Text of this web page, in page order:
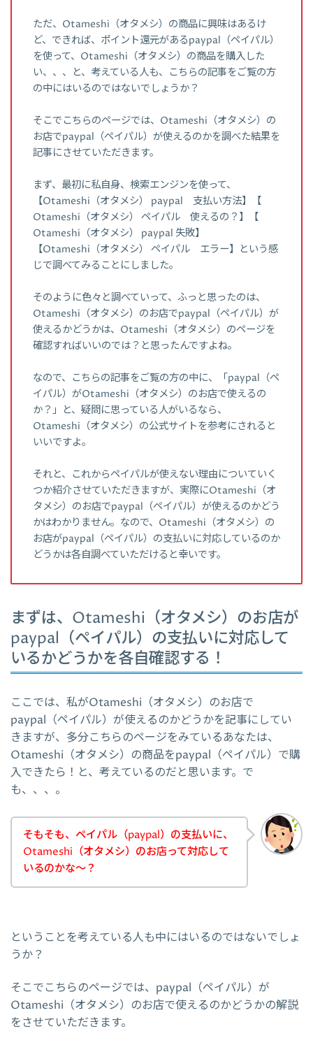
ただ、Otameshi（オタメシ）の商品に興味はあるけ
ど、できれば、ポイント還元があるpaypal（ペイパル）
を使って、Otameshi（オタメシ）の商品を購入した
い、、、と、考えている人も、こちらの記事をご覧の方
の中にはいるのではないでしょうか？
そこでこちらのページでは、Otameshi（オタメシ）の
お店でpaypal（ペイパル）が使えるのかを調べた結果を
記事にさせていただきます。
まず、最初に私自身、検索エンジンを使って、
【Otameshi（オタメシ） paypal 支払い方法】【
Otameshi（オタメシ） ペイパル 使えるの？】【
Otameshi（オタメシ） paypal 失敗】
【Otameshi（オタメシ） ペイパル エラー】という感
じで調べてみることにしました。
そのように色々と調べていって、ふっと思ったのは、
Otameshi（オタメシ）のお店でpaypal（ペイパル）が
使えるかどうかは、Otameshi（オタメシ）のページを
確認すればいいのでは？と思ったんですよね。
なので、こちらの記事をご覧の方の中に、「paypal（ペ
イパル）がOtameshi（オタメシ）のお店で使えるの
か？」と、疑問に思っている人がいるなら、
Otameshi（オタメシ）の公式サイトを参考にされると
いいですよ。
それと、これからペイパルが使えない理由についていく
つか紹介させていただきますが、実際にOtameshi（オ
タメシ）のお店でpaypal（ペイパル）が使えるのかどう
かはわかりません。なので、Otameshi（オタメシ）の
お店がpaypal（ペイパル）の支払いに対応しているのか
どうかは各自調べていただけると幸いです。
まずは、Otameshi（オタメシ）のお店が
paypal（ペイパル）の支払いに対応して
いるかどうかを各自確認する！
ここでは、私がOtameshi（オタメシ）のお店で
paypal（ペイパル）が使えるのかどうかを記事にしてい
きますが、多分こちらのページをみているあなたは、
Otameshi（オタメシ）の商品をpaypal（ペイパル）で購
入できたら！と、考えているのだと思います。で
も、、、。
そもそも、ペイパル（paypal）の支払いに、
Otameshi（オタメシ）のお店って対応して
いるのかな～？
ということを考えている人も中にはいるのではないでしょ
うか？
そこでこちらのページでは、paypal（ペイパル）が
Otameshi（オタメシ）のお店で使えるのかどうかの解説
をさせていただきます。